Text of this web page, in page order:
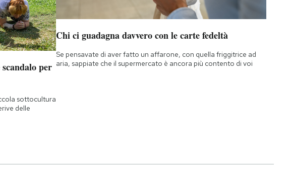
per
sottocultura
delle
Chi ci guadagna davvero con le carte fedeltà
Se pensavate di aver fatto un affarone, con quella friggitrice ad
aria, sappiate che il supermercato è ancora più contento di voi